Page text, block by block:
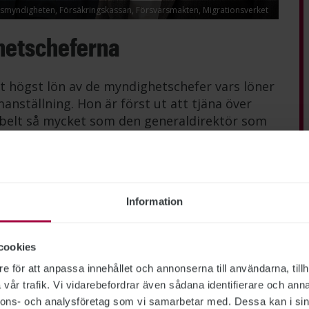
Information
för att anpassa innehållet och annonserna till användarna,
trafik. Vi vidarebefordrar även sådana identifierare och
och analysföretag som vi samarbetar med. Dessa kan i
Försäkringskassan, Försvarsmakten, Migrationsverket
lön av de myndighetschefer vars löner
Hon är först ut att tjäna över
så mycket som den generaldirektör som
slutar
med it-direktör Krister Dackland
som Arbetsförmedlingen gjort till